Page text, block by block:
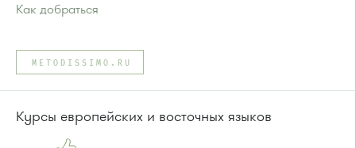
Как добраться
Автобусы № 1, 2, 3, 4, 9, 10, 11, 12, 13, 21, 23, 29, 31, 403, 312,
377, 390, 476, 493.
Маршрутка № 127, 312, 377, 390, 476, 408м, 409м, 721м,
или до остановки"10-й микрорайон":
Автобус № 4, 9.
METODISSIMO.RU
Курсы европейских и восточных языков